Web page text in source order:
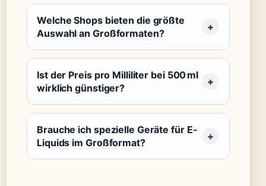
Welche Shops bieten die größte
Auswahl an Großformaten?
Ist der Preis pro Milliliter bei 500 ml
wirklich günstiger?
Brauche ich spezielle Geräte für E-
Liquids im Großformat?